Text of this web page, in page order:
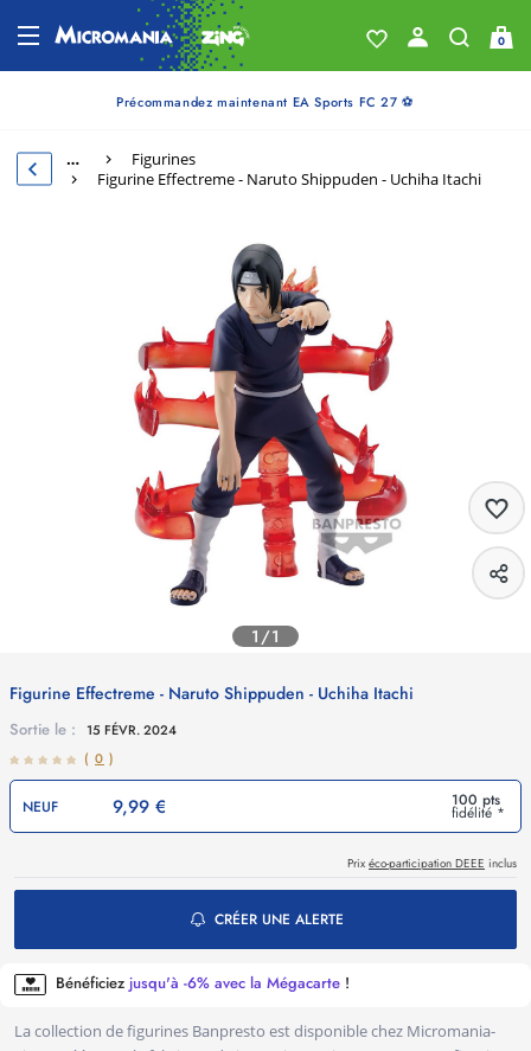
0
Précommandez maintenant EA Sports FC 27 ⚽
…
Figurines
Figurine Effectreme - Naruto Shippuden - Uchiha Itachi
1/1
Figurine Effectreme - Naruto Shippuden - Uchiha Itachi
Sortie le :
15 FÉVR. 2024
( 0 )
NEUF 9,99 € 100 pts
fidélité *
Prix éco-participation DEEE inclus
CRÉER UNE ALERTE
Bénéficiez jusqu'à -6% avec la Mégacarte !
La collection de figurines Banpresto est disponible chez Micromania-